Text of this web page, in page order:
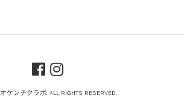
ケンチクラボ. ALL RIGHTS RESERVED.